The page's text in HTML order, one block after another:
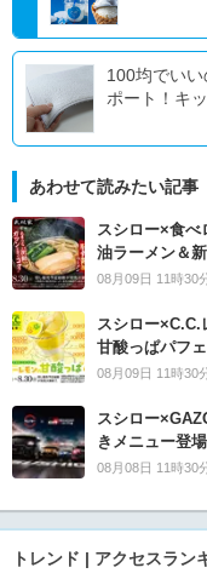
100均でい
ポート！キ
あわせて読みたい記事
スシロー×食
油ラーメン＆
08月09日 11時30
スシロー
甘酸っぱパフ
08月09日 11時30
スシロー
きメニュー登場
08月08日 11時30
トレンド | アクセスラン